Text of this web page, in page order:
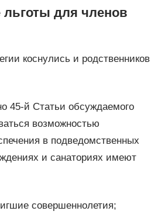
для членов
коснулись и родственников
45-й Статьи обсуждаемого
возможностью
в подведомственных
и санаториях имеют
совершеннолетия;